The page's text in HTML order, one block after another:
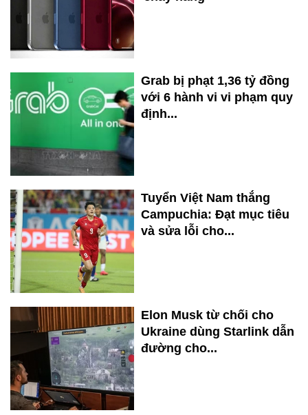
Grab bị phạt 1,36 tỷ đồng
với 6 hành vi vi phạm quy
định...
Tuyển Việt Nam thắng
Campuchia: Đạt mục tiêu
và sửa lỗi cho...
Elon Musk từ chối cho
Ukraine dùng Starlink dẫn
đường cho...